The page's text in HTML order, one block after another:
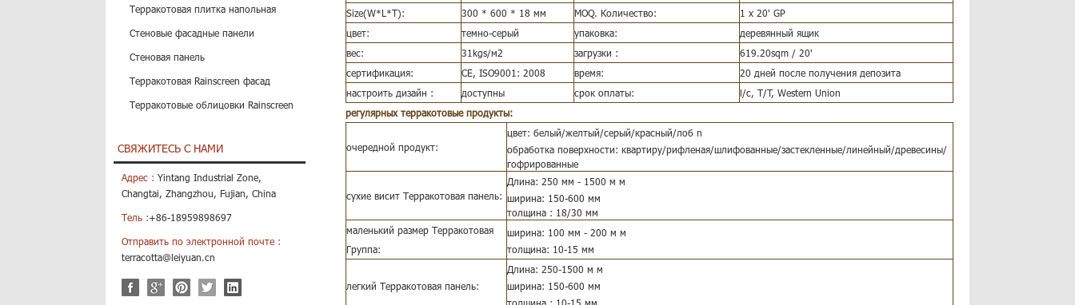
Терракотовая плитка напольная
Стеновые фасадные панели
Стеновая панель
Терракотовая Rainscreen фасад
Терракотовые облицовки Rainscreen
СВЯЖИТЕСЬ С НАМИ
Адрес : Yintang Industrial Zone,
Changtai, Zhangzhou, Fujian, China
Тель :+86-18959898697
Отправить по электронной почте :
terracotta@leiyuan.cn
Size(W*L*T):
300 * 600 * 18 мм MOQ. Количество:
1 x 20' GP
цвет:
темно-серый упаковка:
деревянный ящик
вес:
31kgs/м2 загрузки :
619.20sqm / 20'
сертификация:
CE, ISO9001: 2008 время:
20 дней после получения депозита
настроить дизайн :
доступны срок оплаты:
l/c, T/T, Western Union
регулярных терракотовые продукты:
очередной продукт:
цвет: белый/желтый/серый/красный/лоб n
обработка поверхности: квартиру/рифленая/шлифованные/застекленные/линейный/древесины/
гофрированные
сухие висит Терракотовая панель:
Длина: 250 мм - 1500 м м
ширина: 150-600 мм
толщина : 18/30 мм
маленький размер Терракотовая
Группа:
ширина: 100 мм - 200 м м
толщина: 10-15 мм
легкий Терракотовая панель:
Длина: 250-1500 м м
ширина: 150-600 мм
толщина : 10-15 мм